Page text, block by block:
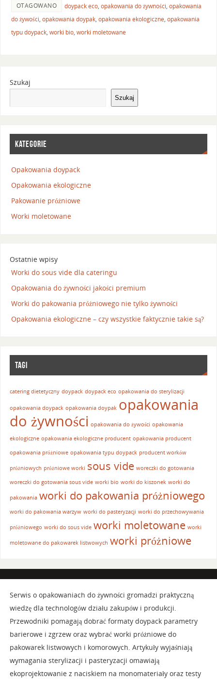
OTAGOWANO doypack eco,opakowania do żywności,opakowania
do żywości, opakowania doypak, opakowania ekologiczne, opakowania
typu doypack, worki bio, worki moletowane
Szukaj
Szukaj
KATEGORIE
Opakowania doypack
Opakowania ekologiczne
Pakowanie próżniowe
Worki moletowane
Ostatnie wpisy
Worki do sous vide dla cateringu
Opakowania do żywności jakości premium
Worki do pakowania próżniowego nie tylko żywności
Opakowania ekologiczne – czy wszystkie faktycznie takie są?
TAGI
catering dietetyczny doypack doypack eco opakowania do sterylizacji
opakowania doypack opakowania doypak opakowania
do żywności opakowania do żywości opakowania
ekologiczne opakowania ekologiczne producent opakowania producent
opakowania próżniowe opakowania typu doypack producent worków
próżniowych próżniowe worki sous vide woreczki do gotowania
woreczki do gotowania sous vide worki bio worki do kiszonek worki do
pakowania worki do pakowania próżniowego
worki do pakowania warzyw worki do pasteryzacji worki do przechowywania
próżniowego worki do sous vide worki moletowane worki
moletowane do pakowarek listwowych worki próżniowe
Serwis o opakowaniach do żywności gromadzi praktyczną
wiedzę dla technologów działu zakupów i produkcji.
Przewodniki pomagają dobrać formaty doypack parametry
barierowe i zgrzew oraz wybrać worki próżniowe do
pakowarek listwowych i komorowych. Artykuły wyjaśniają
wymagania sterylizacji i pasteryzacji omawiają
ekoprojektowanie z naciskiem na monomateriały oraz testy